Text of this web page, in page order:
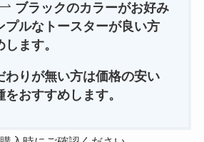
ブラックのカラーがお好み
プルなトースターが良い方
ます。
わりが無い方は価格の安い
おすすめします。